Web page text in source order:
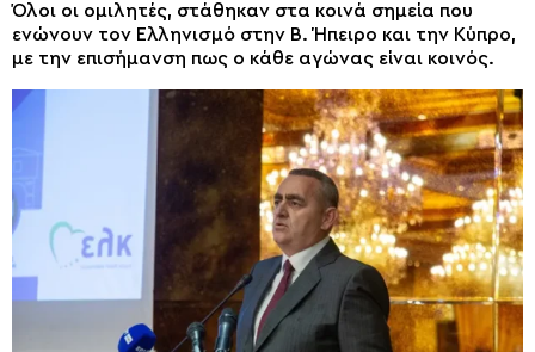
Όλοι οι ομιλητές, στάθηκαν στα κοινά σημεία που
ενώνουν τον Ελληνισμό στην Β. Ήπειρο και την Κύπρο,
με την επισήμανση πως ο κάθε αγώνας είναι κοινός.